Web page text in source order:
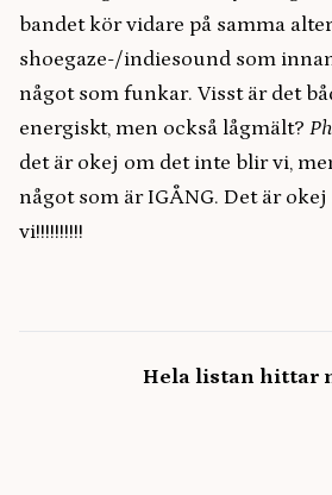
bandet kör vidare på samma
shoegaze-/indiesound som
något som funkar. Visst är det
energiskt, men också lågmält?
det är okej om det inte blir vi,
något som är IGÅNG. Det är
vi!!!!!!!!!!
Hela listan hittar